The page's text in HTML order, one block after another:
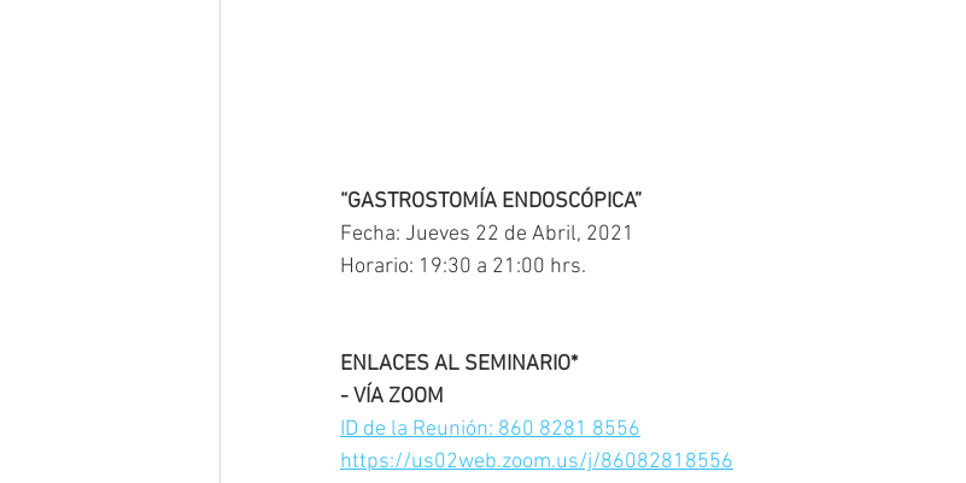
“GASTROSTOMÍA ENDOSCÓPICA”
Fecha: Jueves 22 de Abril, 2021
Horario: 19:30 a 21:00 hrs.
ENLACES AL SEMINARIO*
- VÍA ZOOM
ID de la Reunión: 860 8281 8556
https://us02web.zoom.us/j/86082818556